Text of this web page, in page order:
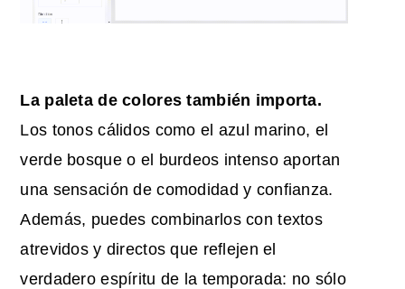
La paleta de colores también importa.
Los tonos cálidos como el azul marino, el
verde bosque o el burdeos intenso aportan
una sensación de comodidad y confianza.
Además, puedes combinarlos con textos
atrevidos y directos que reflejen el
verdadero espíritu de la temporada: no sólo